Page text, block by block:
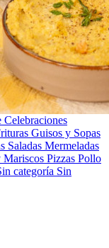
Celebraciones
Guisos y Sopas
Saladas Mermeladas
Mariscos Pizzas Pollo
categoría Sin